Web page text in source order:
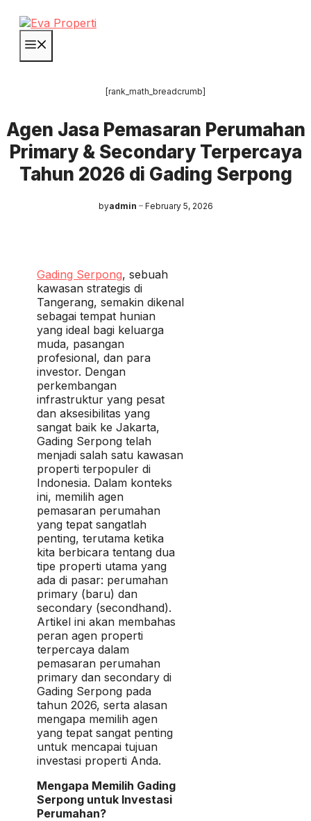
content
[rank_math_breadcrumb]
Agen Jasa Pemasaran Perumahan
Primary & Secondary Terpercaya
Tahun 2026 di Gading Serpong
byadmin February 5, 2026
Gading Serpong, sebuah
kawasan strategis di
Tangerang, semakin dikenal
sebagai tempat hunian
yang ideal bagi keluarga
muda, pasangan
profesional, dan para
investor. Dengan
perkembangan
infrastruktur yang pesat
dan aksesibilitas yang
sangat baik ke Jakarta,
Gading Serpong telah
menjadi salah satu kawasan
properti terpopuler di
Indonesia. Dalam konteks
ini, memilih agen
pemasaran perumahan
yang tepat sangatlah
penting, terutama ketika
kita berbicara tentang dua
tipe properti utama yang
ada di pasar: perumahan
primary (baru) dan
secondary (secondhand).
Artikel ini akan membahas
peran agen properti
terpercaya dalam
pemasaran perumahan
primary dan secondary di
Gading Serpong pada
tahun 2026, serta alasan
mengapa memilih agen
yang tepat sangat penting
untuk mencapai tujuan
investasi properti Anda.
Mengapa Memilih Gading
Serpong untuk Investasi
Perumahan?